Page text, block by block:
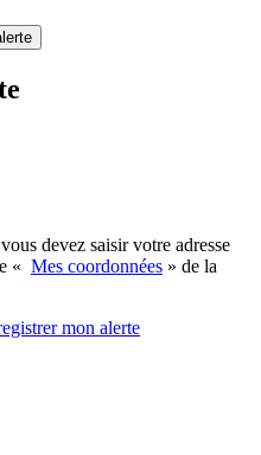
devez saisir votre adresse
« Mes coordonnées » de la
mon alerte